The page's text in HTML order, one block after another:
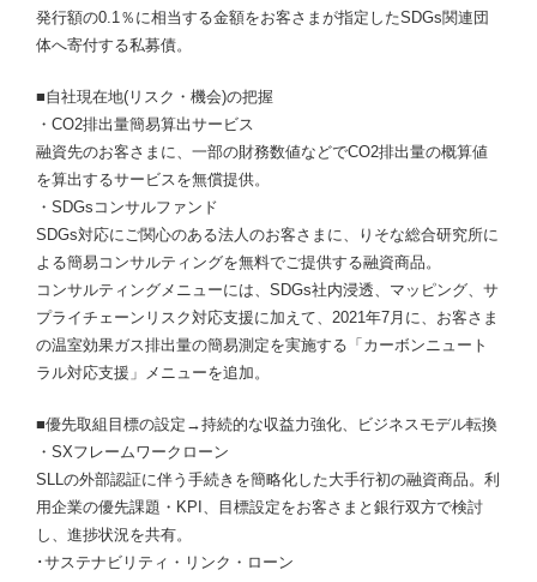
発行額の0.1％に相当する金額をお客さまが指定したSDGs関連団
体へ寄付する私募債。
■自社現在地(リスク・機会)の把握
・CO2排出量簡易算出サービス
融資先のお客さまに、一部の財務数値などでCO2排出量の概算値
を算出するサービスを無償提供。
・SDGsコンサルファンド
SDGs対応にご関心のある法人のお客さまに、りそな総合研究所に
よる簡易コンサルティングを無料でご提供する融資商品。
コンサルティングメニューには、SDGs社内浸透、マッピング、サ
プライチェーンリスク対応支援に加えて、2021年7月に、お客さま
の温室効果ガス排出量の簡易測定を実施する「カーボンニュート
ラル対応支援」メニューを追加。
■優先取組目標の設定→持続的な収益力強化、ビジネスモデル転換
・SXフレームワークローン
SLLの外部認証に伴う手続きを簡略化した大手行初の融資商品。利
用企業の優先課題・KPI、目標設定をお客さまと銀行双方で検討
し、進捗状況を共有。
･サステナビリティ・リンク・ローン